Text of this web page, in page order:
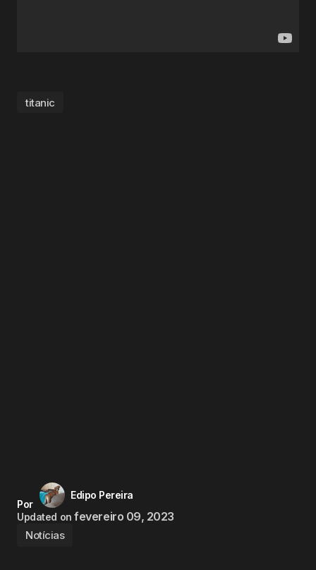
titanic
Por
Edipo Pereira
Updated on fevereiro 09, 2023
Notícias